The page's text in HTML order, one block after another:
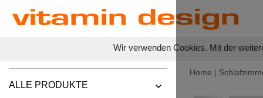
Wir verwenden Cookies. Mit der
ALLE PRODUKTE
Home |